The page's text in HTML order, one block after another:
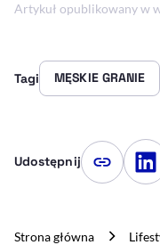
Artykuł opublikowany w
Tagi MĘSKIE GRANIE
Udostępnij Kopiuj link
Strona główna